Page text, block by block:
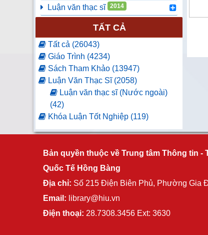
Luận văn thạc sĩ 2014
TẤT CẢ
Tất cả (26043)
Giáo Trình (4234)
Sách Tham Khảo (13947)
Luận Văn Thạc Sĩ (2058)
Luận văn thạc sĩ (Nước ngoài)
(42)
Khóa Luận Tốt Nghiệp (119)
Luận Văn Tốt Nghiệp (61)
Luận án tiến sĩ (11)
Nghiên cứu khoa học (79)
Nhật Bản (2484)
Hàn Quốc (1866)
Trung Quốc (109)
Bản quyền thuộc về Trung tâm Thông tin -
Quốc Tế Hồng Bàng
Địa chỉ: Số 215 Điện Biên Phủ, Phường Gia
Email: library@hiu.vn
Điện thoại: 28.7308.3456 Ext: 3630